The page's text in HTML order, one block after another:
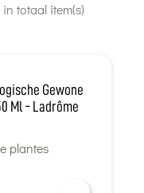
in totaal item(s)
Gewone
Ml - Ladrôme